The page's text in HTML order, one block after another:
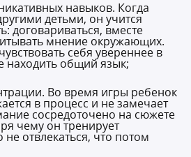
навыков. Когда
детьми, он учится
договариваться, вместе
мнение окружающих.
себя увереннее в
находить общий язык;
Во время игры ребенок
в процесс и не замечает
сосредоточено на сюжете
чему он тренирует
не отвлекаться, что потом